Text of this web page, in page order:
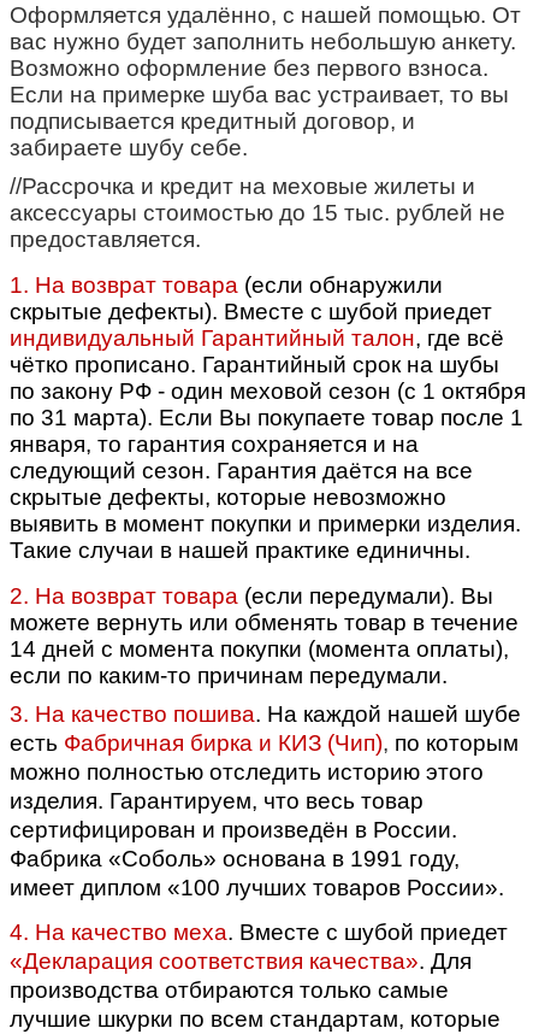
Оформляется удалённо, с нашей помощью. От
вас нужно будет заполнить небольшую анкету.
Возможно оформление без первого взноса.
Если на примерке шуба вас устраивает, то вы
подписывается кредитный договор, и
забираете шубу себе.
//Рассрочка и кредит на меховые жилеты и
аксессуары стоимостью до 15 тыс. рублей не
предоставляется.
1. На возврат товара (если обнаружили
скрытые дефекты). Вместе с шубой приедет
индивидуальный Гарантийный талон, где всё
чётко прописано. Гарантийный срок на шубы
по закону РФ - один меховой сезон (с 1 октября
по 31 марта). Если Вы покупаете товар после 1
января, то гарантия сохраняется и на
следующий сезон. Гарантия даётся на все
скрытые дефекты, которые невозможно
выявить в момент покупки и примерки изделия.
Такие случаи в нашей практике единичны.
2. На возврат товара (если передумали). Вы
можете вернуть или обменять товар в течение
14 дней с момента покупки (момента оплаты),
если по каким-то причинам передумали.
3. На качество пошива. На каждой нашей шубе
есть Фабричная бирка и КИЗ (Чип), по которым
можно полностью отследить историю этого
изделия. Гарантируем, что весь товар
сертифицирован и произведён в России.
Фабрика «Соболь» основана в 1991 году,
имеет диплом «100 лучших товаров России».
4. На качество меха. Вместе с шубой приедет
«Декларация соответствия качества». Для
производства отбираются только самые
лучшие шкурки по всем стандартам, которые